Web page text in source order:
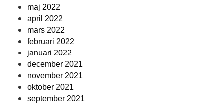
maj 2022
april 2022
mars 2022
februari 2022
januari 2022
december 2021
november 2021
oktober 2021
september 2021